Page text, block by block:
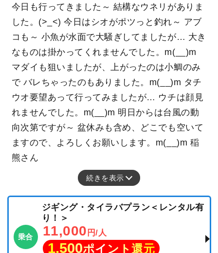
今日も行ってきました～ 結構なウネリがありま
した。(>_<) 今日はシオがポツっと釣れ～ アブ
コも～ 小魚が水面で大騒ぎしてましたが… 大き
なものは掛かってくれませんでした。m(__)m
マダイも狙いましたが、上がったのは小鯛のみ
で バレちゃったのもありました。m(__)m タチ
ウオ要望あって行ってみましたが… ウチは顔見
れませんでした。m(__)m 明日からは台風の動
向次第ですが～ 盆休みも含め、どこでも空いて
ますので、よろしくお願いします。m(__)m 稲
熊さん
続きを表示
乗合
ジギング・タイラバプラン＜レンタル有
り！＞
11,000 円/人
1,500ポイント還元